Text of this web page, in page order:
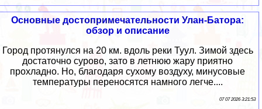
Основные достопримечательности Улан-Батора:
обзор и описание
Город протянулся на 20 км. вдоль реки Туул. Зимой здесь
достаточно сурово, зато в летнюю жару приятно
прохладно. Но, благодаря сухому воздуху, минусовые
температуры переносятся намного легче....
07 07 2026 3:21:53